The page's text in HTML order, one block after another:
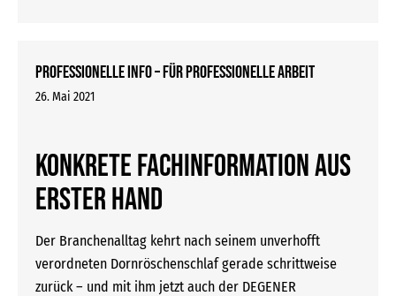
Professionelle Info – für professionelle Arbeit
26. Mai 2021
Konkrete Fachinformation aus
erster Hand
Der Branchenalltag kehrt nach seinem unverhofft
verordneten Dornröschenschlaf gerade schrittweise
zurück – und mit ihm jetzt auch der DEGENER